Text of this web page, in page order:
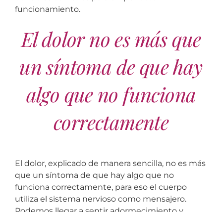
funcionamiento.
El dolor no es más que
un síntoma de que hay
algo que no funciona
correctamente
El dolor, explicado de manera sencilla, no es más
que un síntoma de que hay algo que no
funciona correctamente, para eso el cuerpo
utiliza el sistema nervioso como mensajero.